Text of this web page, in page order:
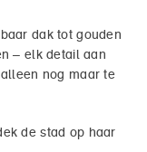
dak tot gouden
– elk detail aan
nog maar te
de stad op haar